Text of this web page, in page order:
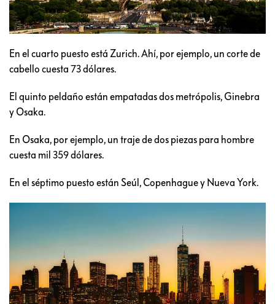
En el cuarto puesto está Zurich. Ahí, por ejemplo, un corte de
cabello cuesta 73 dólares.
El quinto peldaño están empatadas dos metrópolis, Ginebra
y Osaka.
En Osaka, por ejemplo, un traje de dos piezas para hombre
cuesta mil 359 dólares.
En el séptimo puesto están Seúl, Copenhague y Nueva York.